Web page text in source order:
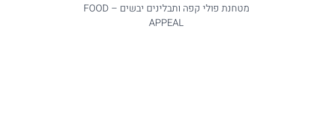
מטחנת פולי קפה ותבלינים יבשים – FOOD
APPEAL